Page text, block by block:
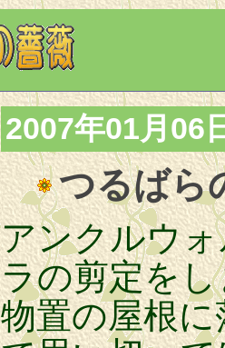
2007年01月06
つるば
アンクルウ
ラの剪定を
物置の屋根